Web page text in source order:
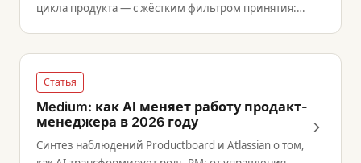
цикла продукта — с жёстким фильтром принятия:
Статья
Medium: как AI меняет работу продакт-
менеджера в 2026 году
Синтез наблюдений Productboard и Atlassian о том,